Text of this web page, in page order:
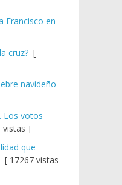
Francisco en
cruz? [
navideño
Los votos
vistas ]
que
[ 17267 vistas